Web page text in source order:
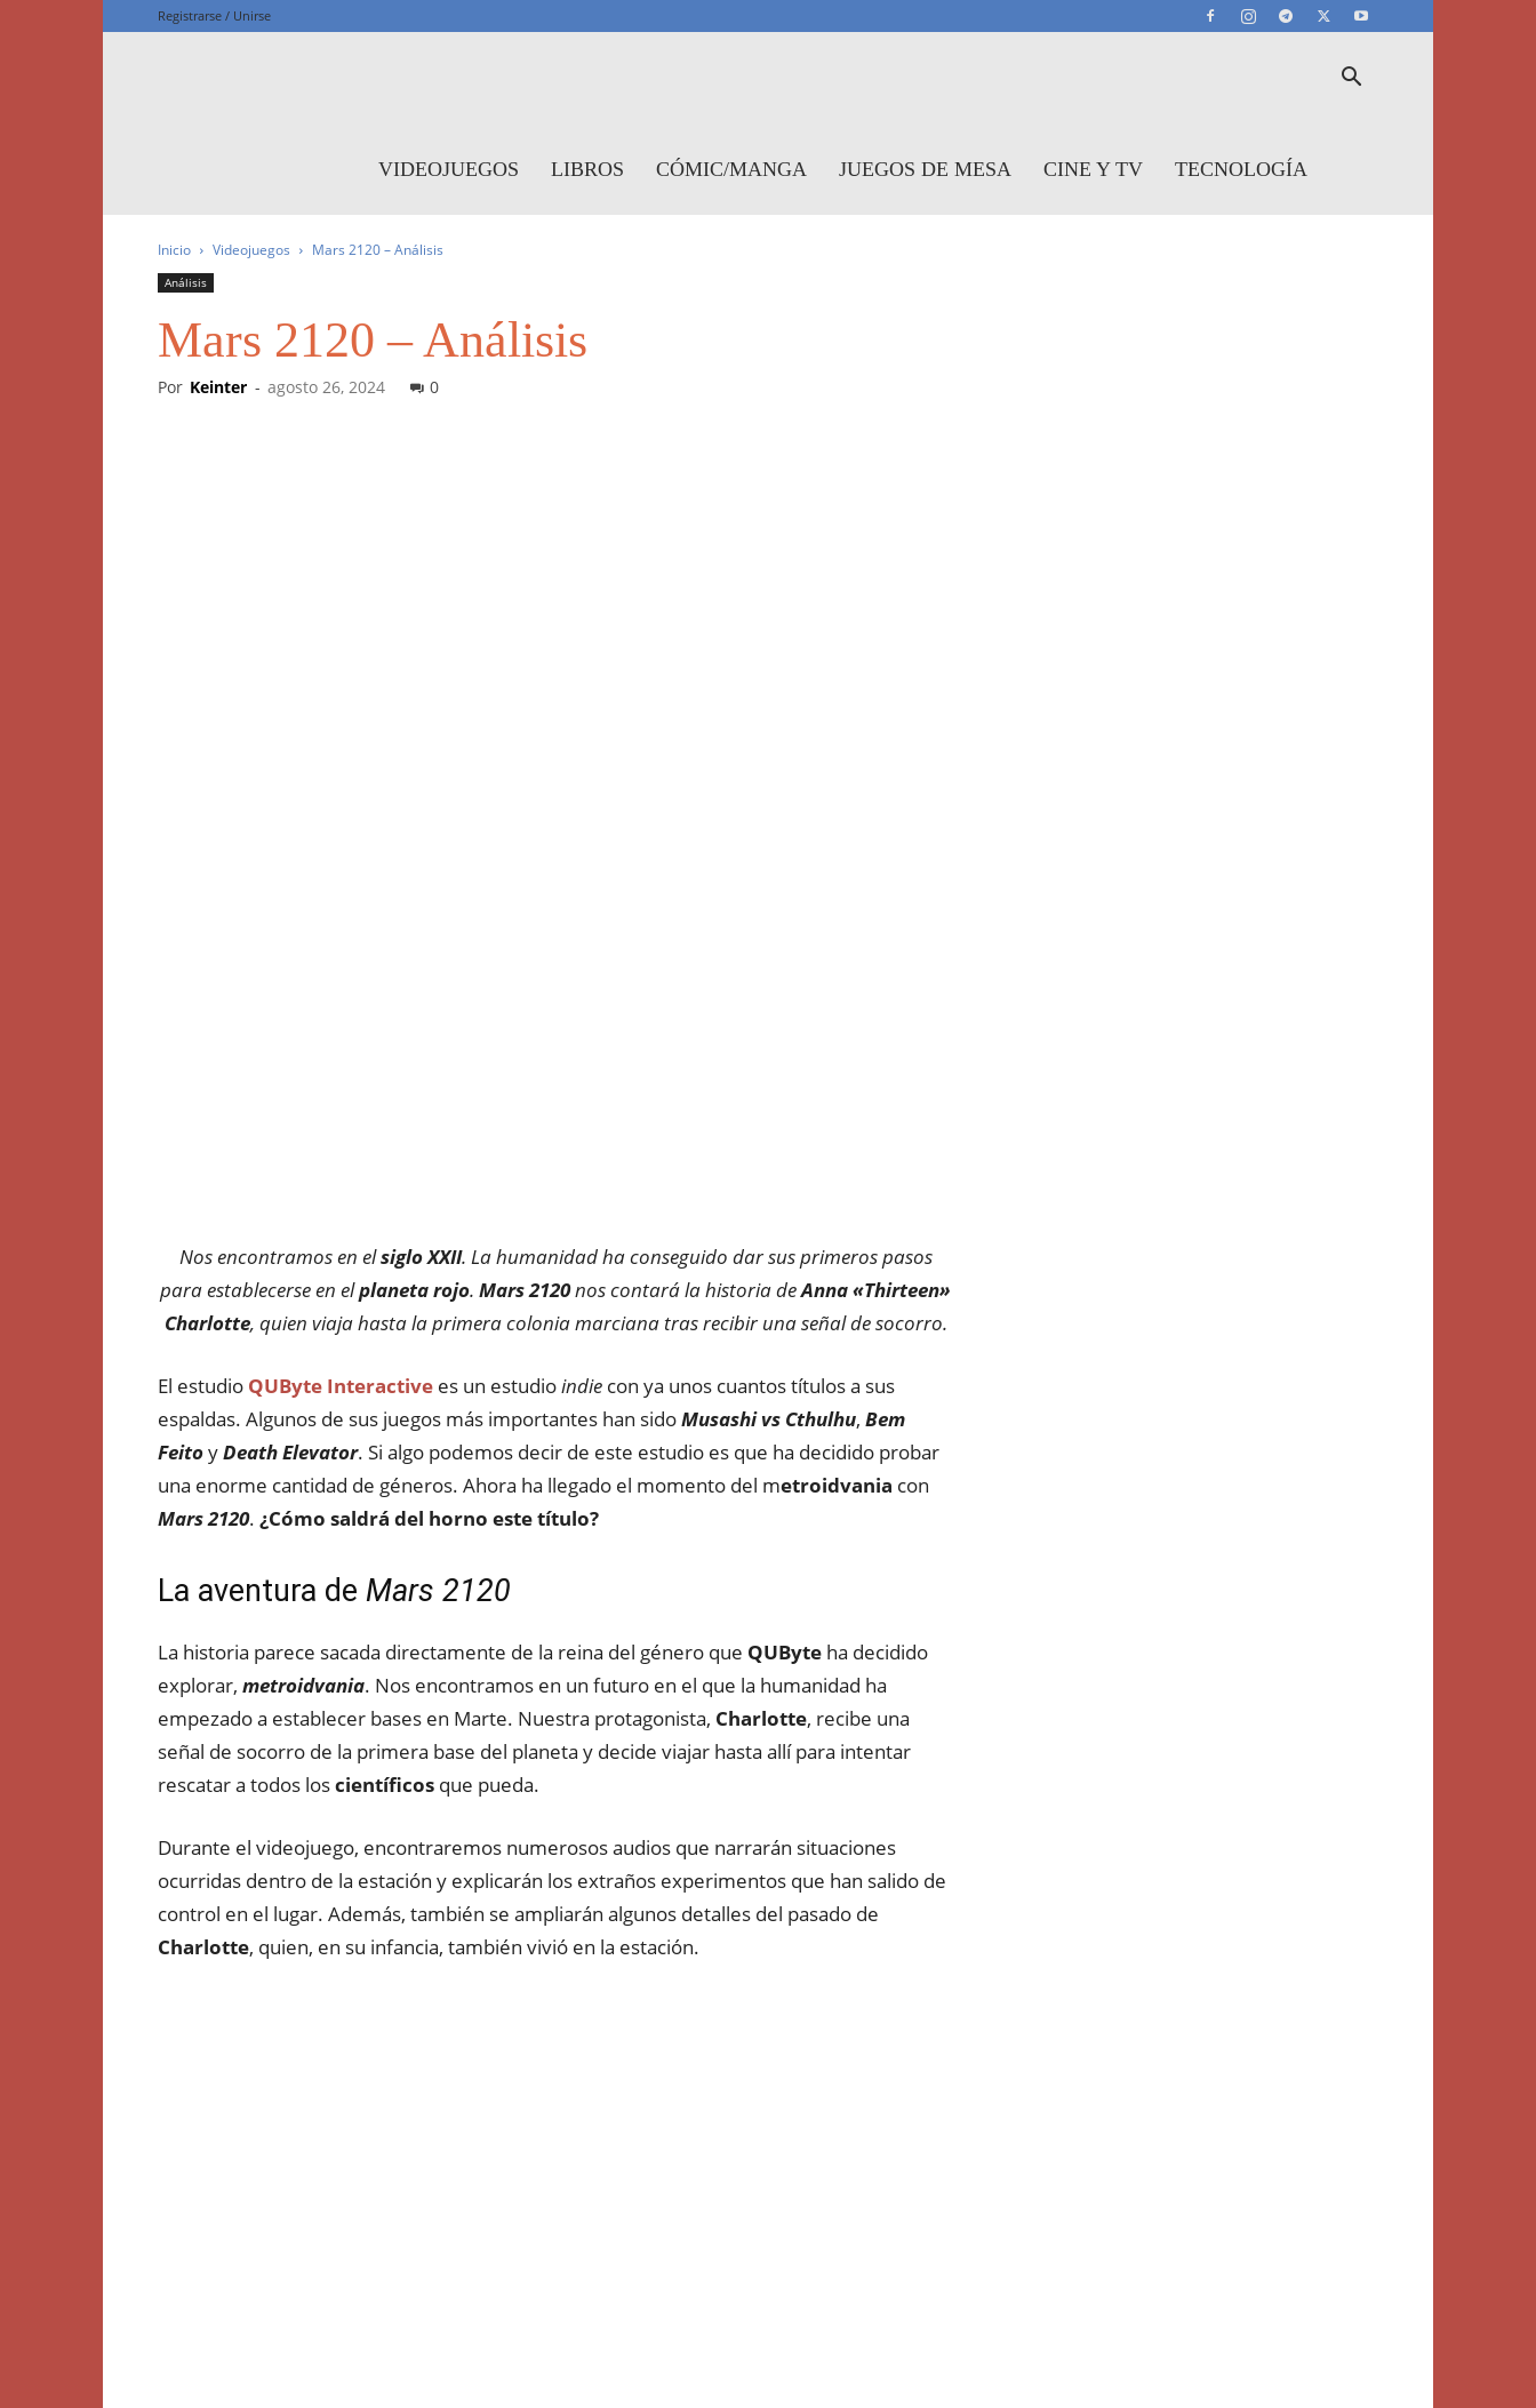
Registrarse / Unirse
VIDEOJUEGOS LIBROS CÓMIC/MANGA JUEGOS DE MESA CINE Y TV TECNOLOGÍA
Inicio Videojuegos Mars 2120 – Análisis
Análisis
Mars 2120 – Análisis
Por Keinter - agosto 26, 2024 0
Nos encontramos en elsiglo XXII. La humanidad ha conseguido dar sus primeros pasos
para establecerse en elplaneta rojo. Mars 2120nos contará la historia deAnna «Thirteen»
Charlotte, quien viaja hasta la primera colonia marciana tras recibir una señal de socorro.
El estudio QUByte Interactive es un estudioindie con ya unos cuantos títulos a sus
espaldas. Algunos de sus juegos más importantes han sidoMusashi vs Cthulhu, Bem
FeitoyDeath Elevator. Si algo podemos decir de este estudio es que ha decidido probar
una enorme cantidad de géneros. Ahora ha llegado el momento del metroidvania con
Mars 2120. ¿Cómo saldrá del horno este título?
La aventura de Mars 2120
La historia parece sacada directamente de la reina del género que QUByte ha decidido
explorar, metroidvania. Nos encontramos en un futuro en el que la humanidad ha
empezado a establecer bases en Marte. Nuestra protagonista, Charlotte, recibe una
señal de socorro de la primera base del planeta y decide viajar hasta allí para intentar
rescatar a todos loscientíficos que pueda.
Durante el videojuego, encontraremos numerosos audios que narrarán situaciones
ocurridas dentro de la estación y explicarán los extraños experimentos que han salido de
control en el lugar. Además, también se ampliarán algunos detalles del pasado de
Charlotte, quien, en su infancia, también vivió en la estación.